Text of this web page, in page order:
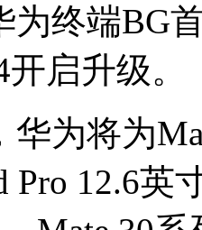
终端BG首
启升级。
将为
Pro 12.6